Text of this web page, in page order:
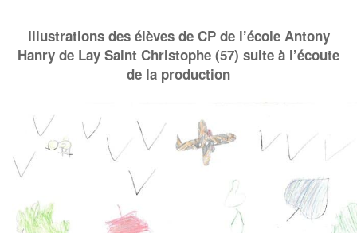
Illustrations des élèves de CP de l’école Antony
Hanry de Lay Saint Christophe (57) suite à l’écoute
de la production